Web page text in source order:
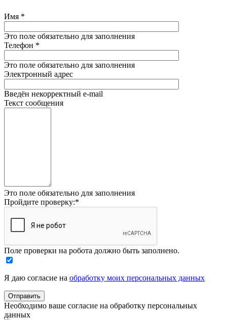
Имя *
Это поле обязательно для заполнения
Телефон *
Это поле обязательно для заполнения
Электронный адрес
Введён некорректный e-mail
Текст сообщения
Это поле обязательно для заполнения
Пройдите проверку:*
Поле проверки на робота должно быть заполнено.
Я даю согласие на обработку моих персональных данных
Необходимо ваше согласие на обработку персональных
данных